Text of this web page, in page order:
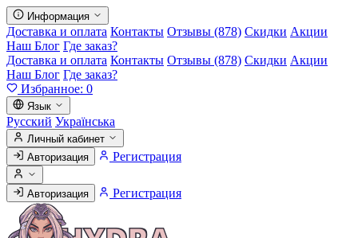
Информация
Доставка и оплата Контакты Отзывы (878) Скидки Акции
Наш Блог Где заказ?
Доставка и оплата Контакты Отзывы (878) Скидки Акции
Наш Блог Где заказ?
Избранное: 0
Язык
Русский Українська
Личный кабинет
Авторизация
Регистрация
Авторизация Регистрация